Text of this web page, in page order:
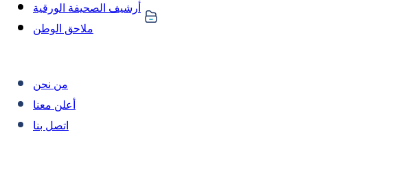
أرشيف الصحيفة الورقية
ملاحق الوطن
من نحن
أعلن معنا
اتصل بنا